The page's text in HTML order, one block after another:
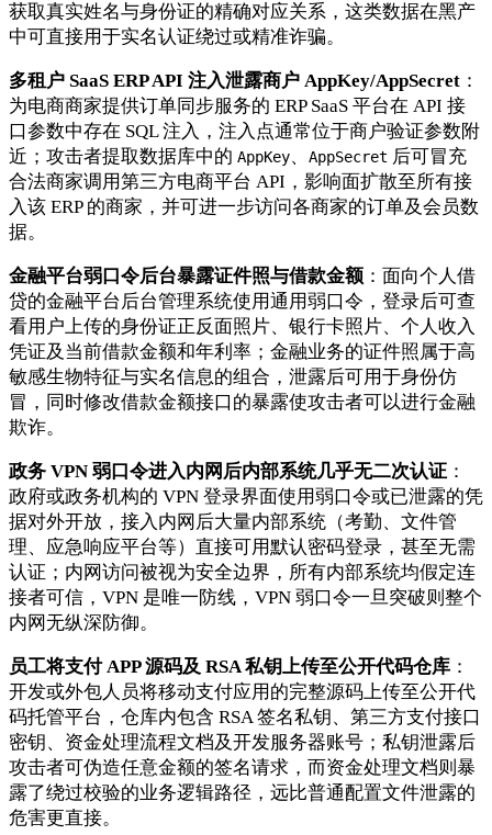
获取真实姓名与身份证的精确对应关系，这类数据在黑产
中可直接用于实名认证绕过或精准诈骗。
多租户 SaaS ERP API 注入泄露商户 AppKey/AppSecret ：
为电商商家提供订单同步服务的 ERP SaaS 平台在 API 接
口参数中存在 SQL 注入，注入点通常位于商户验证参数附
近；攻击者提取数据库中的 AppKey、 AppSecret 后可冒充
合法商家调用第三方电商平台 API，影响面扩散至所有接
入该 ERP 的商家，并可进一步访问各商家的订单及会员数
据。
金融平台弱口令后台暴露证件照与借款金额 ：面向个人借
贷的金融平台后台管理系统使用通用弱口令，登录后可查
看用户上传的身份证正反面照片、银行卡照片、个人收入
凭证及当前借款金额和年利率；金融业务的证件照属于高
敏感生物特征与实名信息的组合，泄露后可用于身份仿
冒，同时修改借款金额接口的暴露使攻击者可以进行金融
欺诈。
政务 VPN 弱口令进入内网后内部系统几乎无二次认证 ：
政府或政务机构的 VPN 登录界面使用弱口令或已泄露的凭
据对外开放，接入内网后大量内部系统（考勤、文件管
理、应急响应平台等）直接可用默认密码登录，甚至无需
认证；内网访问被视为安全边界，所有内部系统均假定连
接者可信，VPN 是唯一防线，VPN 弱口令一旦突破则整个
内网无纵深防御。
员工将支付 APP 源码及 RSA 私钥上传至公开代码仓库 ：
开发或外包人员将移动支付应用的完整源码上传至公开代
码托管平台，仓库内包含 RSA 签名私钥、第三方支付接口
密钥、资金处理流程文档及开发服务器账号；私钥泄露后
攻击者可伪造任意金额的签名请求，而资金处理文档则暴
露了绕过校验的业务逻辑路径，远比普通配置文件泄露的
危害更直接。